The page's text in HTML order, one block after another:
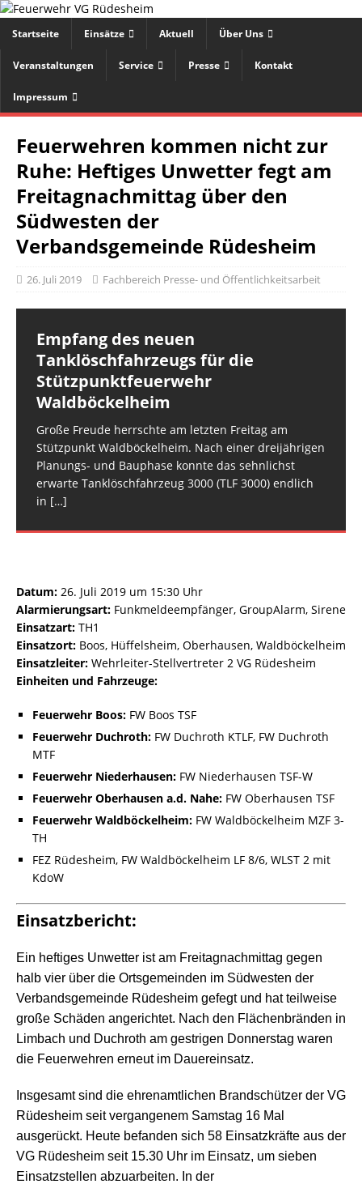
Startseite Einsätze Aktuell Über Uns
Veranstaltungen Service Presse Kontakt
Impressum
Feuerwehren kommen nicht zur
Ruhe: Heftiges Unwetter fegt am
Freitagnachmittag über den
Südwesten der
Verbandsgemeinde Rüdesheim
26. Juli 2019 Fachbereich Presse- und Öffentlichkeitsarbeit
Empfang des neuen
Tanklöschfahrzeugs für die
Stützpunktfeuerwehr
Waldböckelheim
Große Freude herrschte am letzten Freitag am
Stützpunkt Waldböckelheim. Nach einer dreijährigen
Planungs- und Bauphase konnte das sehnlichst
erwarte Tanklöschfahrzeug 3000 (TLF 3000) endlich
in […]
Datum: 26. Juli 2019 um 15:30 Uhr
Alarmierungsart: Funkmeldeempfänger, GroupAlarm, Sirene
Einsatzart: TH1
Einsatzort: Boos, Hüffelsheim, Oberhausen, Waldböckelheim
Einsatzleiter: Wehrleiter-Stellvertreter 2 VG Rüdesheim
Einheiten und Fahrzeuge:
Feuerwehr Boos: FW Boos TSF
Feuerwehr Duchroth: FW Duchroth KTLF, FW Duchroth
MTF
Feuerwehr Niederhausen: FW Niederhausen TSF-W
Feuerwehr Oberhausen a.d. Nahe: FW Oberhausen TSF
Feuerwehr Waldböckelheim: FW Waldböckelheim MZF 3-
TH
FEZ Rüdesheim, FW Waldböckelheim LF 8/6, WLST 2 mit
KdoW
Einsatzbericht:
Ein heftiges Unwetter ist am Freitagnachmittag gegen
halb vier über die Ortsgemeinden im Südwesten der
Verbandsgemeinde Rüdesheim gefegt und hat teilweise
große Schäden angerichtet. Nach den Flächenbränden in
Limbach und Duchroth am gestrigen Donnerstag waren
die Feuerwehren erneut im Dauereinsatz.
Insgesamt sind die ehrenamtlichen Brandschützer der VG
Rüdesheim seit vergangenem Samstag 16 Mal
ausgerückt. Heute befanden sich 58 Einsatzkräfte aus der
VG Rüdesheim seit 15.30 Uhr im Einsatz, um sieben
Einsatzstellen abzuarbeiten. In der